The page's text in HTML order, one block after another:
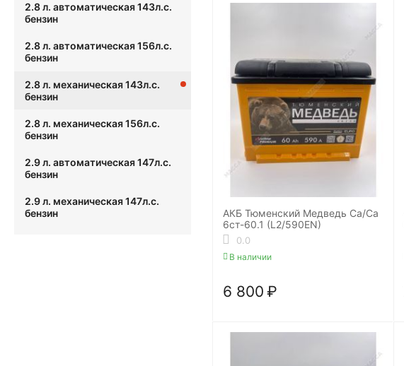
АКБ Тюменский Медведь Ca/Ca
6ст-60.1 (L2/590EN)
0.0
В наличии
6 800 ₽
2.8 л. автоматическая 143л.с.
бензин
2.8 л. автоматическая 156л.с.
бензин
2.8 л. механическая 143л.с.
бензин
2.8 л. механическая 156л.с.
бензин
2.9 л. автоматическая 147л.с.
бензин
2.9 л. механическая 147л.с.
бензин